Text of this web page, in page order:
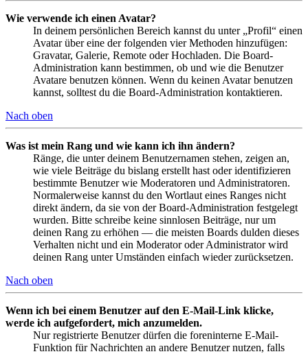
Wie verwende ich einen Avatar?
In deinem persönlichen Bereich kannst du unter „Profil“ einen
Avatar über eine der folgenden vier Methoden hinzufügen:
Gravatar, Galerie, Remote oder Hochladen. Die Board-
Administration kann bestimmen, ob und wie die Benutzer
Avatare benutzen können. Wenn du keinen Avatar benutzen
kannst, solltest du die Board-Administration kontaktieren.
Nach oben
Was ist mein Rang und wie kann ich ihn ändern?
Ränge, die unter deinem Benutzernamen stehen, zeigen an,
wie viele Beiträge du bislang erstellt hast oder identifizieren
bestimmte Benutzer wie Moderatoren und Administratoren.
Normalerweise kannst du den Wortlaut eines Ranges nicht
direkt ändern, da sie von der Board-Administration festgelegt
wurden. Bitte schreibe keine sinnlosen Beiträge, nur um
deinen Rang zu erhöhen — die meisten Boards dulden dieses
Verhalten nicht und ein Moderator oder Administrator wird
deinen Rang unter Umständen einfach wieder zurücksetzen.
Nach oben
Wenn ich bei einem Benutzer auf den E-Mail-Link klicke,
werde ich aufgefordert, mich anzumelden.
Nur registrierte Benutzer dürfen die foreninterne E-Mail-
Funktion für Nachrichten an andere Benutzer nutzen, falls